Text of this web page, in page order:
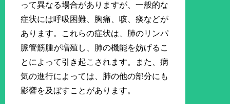
って異なる場合がありますが、一般的な
症状には呼吸困難、胸痛、咳、痰などが
あります。これらの症状は、肺のリンパ
脈管筋腫が増殖し、肺の機能を妨げるこ
とによって引き起こされます。また、病
気の進行によっては、肺の他の部分にも
影響を及ぼすことがあります。